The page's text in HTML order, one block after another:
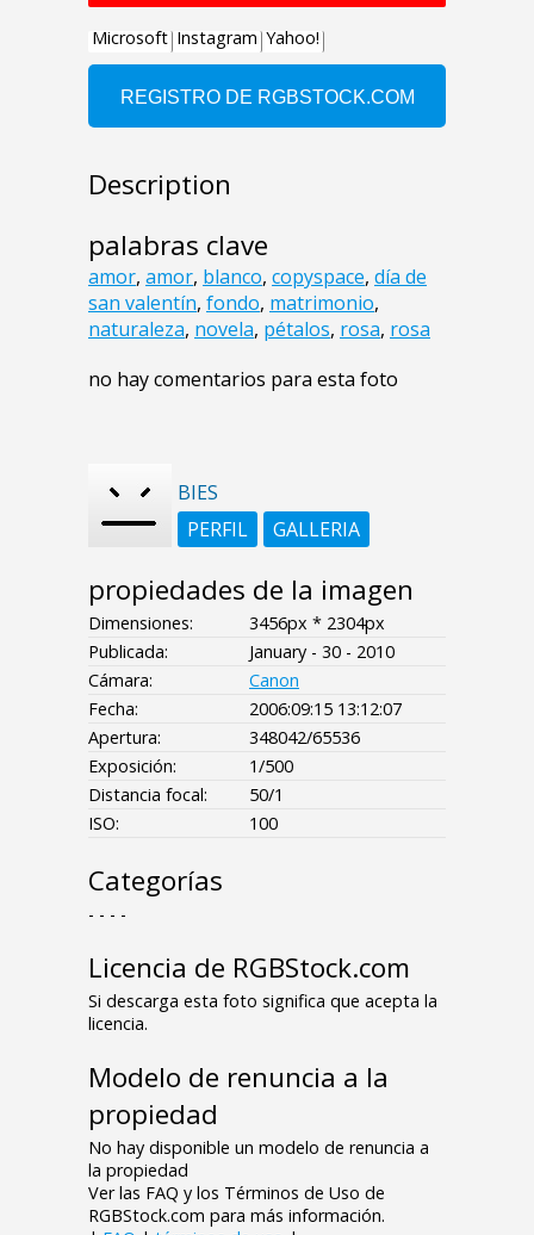
Description
palabras clave
amor, amor, blanco, copyspace, día de
san valentín, fondo, matrimonio,
naturaleza, novela, pétalos, rosa, rosa
no hay comentarios para esta foto
BIES
PERFIL
GALLERIA
propiedades de la imagen
Dimensiones:
3456px * 2304px
Publicada:
January - 30 - 2010
Cámara:
Canon
Fecha:
2006:09:15 13:12:07
Apertura:
348042/65536
Exposición:
1/500
Distancia focal:
50/1
ISO:
100
Categorías
- - - -
Licencia de RGBStock.com
Si descarga esta foto significa que acepta la
licencia.
Modelo de renuncia a la
propiedad
No hay disponible un modelo de renuncia a
la propiedad
Ver las FAQ y los Términos de Uso de
RGBStock.com para más información.